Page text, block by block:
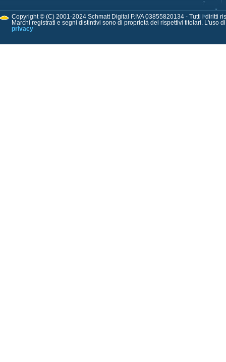
Copyright © (C) 2001-2024 Schmatt Digital P.IVA 03855820134 - Tutti i diritti
Marchi registrati e segni distintivi sono di proprietà dei rispettivi titolari. L'uso
privacy